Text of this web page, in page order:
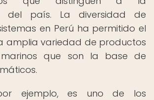
del país. La diversidad de
en Perú ha permitido el
amplia variedad de productos
que son la base de
ejemplo, es uno de los